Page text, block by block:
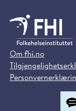
Om fhi.no